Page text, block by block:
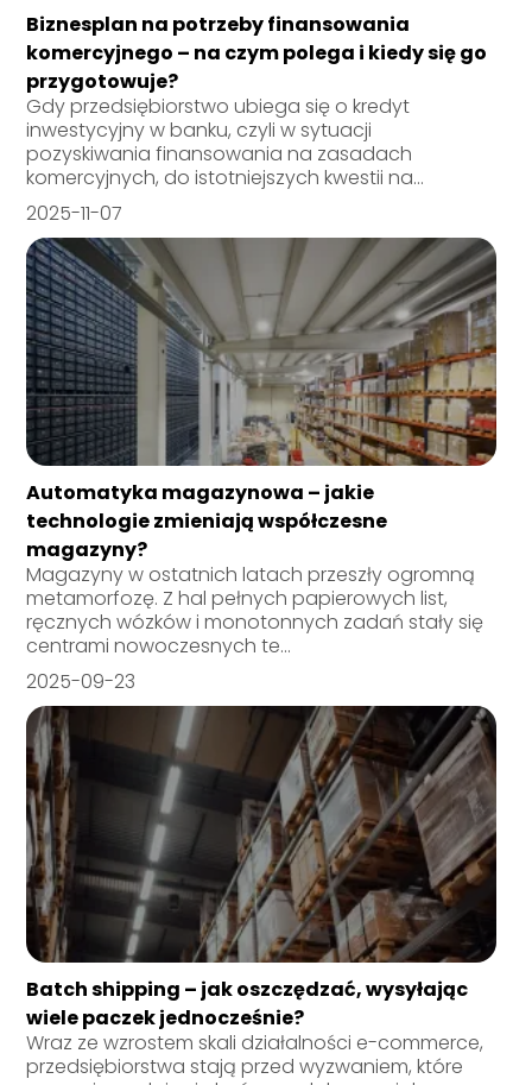
Biznesplan na potrzeby finansowania
komercyjnego – na czym polega i kiedy się go
przygotowuje?
Gdy przedsiębiorstwo ubiega się o kredyt
inwestycyjny w banku, czyli w sytuacji
pozyskiwania finansowania na zasadach
komercyjnych, do istotniejszych kwestii na...
2025-11-07
Automatyka magazynowa – jakie
technologie zmieniają współczesne
magazyny?
Magazyny w ostatnich latach przeszły ogromną
metamorfozę. Z hal pełnych papierowych list,
ręcznych wózków i monotonnych zadań stały się
centrami nowoczesnych te...
2025-09-23
Batch shipping – jak oszczędzać, wysyłając
wiele paczek jednocześnie?
Wraz ze wzrostem skali działalności e-commerce,
przedsiębiorstwa stają przed wyzwaniem, które